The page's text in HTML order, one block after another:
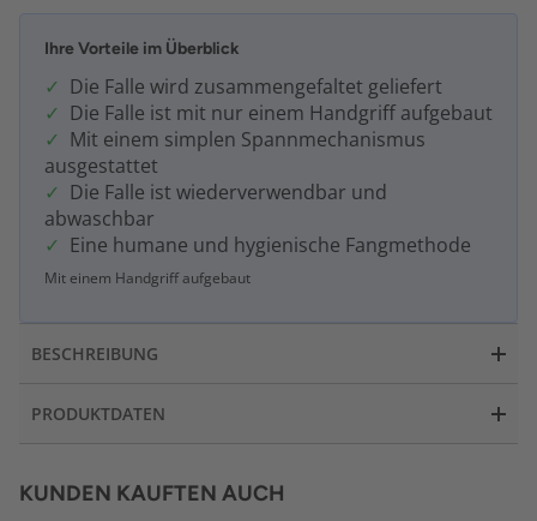
Ihre Vorteile im Überblick
Die Falle wird zusammengefaltet geliefert
Die Falle ist mit nur einem Handgriff aufgebaut
Mit einem simplen Spannmechanismus
ausgestattet
Die Falle ist wiederverwendbar und
abwaschbar
Eine humane und hygienische Fangmethode
Mit einem Handgriff aufgebaut
BESCHREIBUNG
PRODUKTDATEN
KUNDEN KAUFTEN AUCH